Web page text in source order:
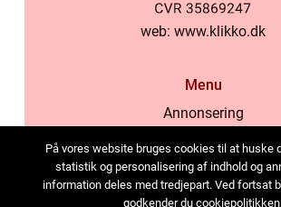
web: www.klikko.dk
Menu
Annonsering
Cookies
Kontakta oss
På vores website bruges cookies til at huske
statistik og personalisering af indhold og
information deles med tredjepart. Ved fortsat
godkender du